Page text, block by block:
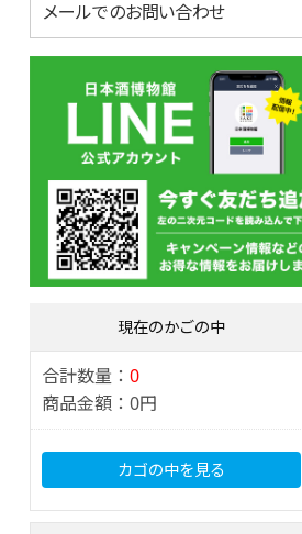
メールでのお問い合わせ
現在のかごの中
合計数量： 0
商品金額： 0円
カゴの中を見る